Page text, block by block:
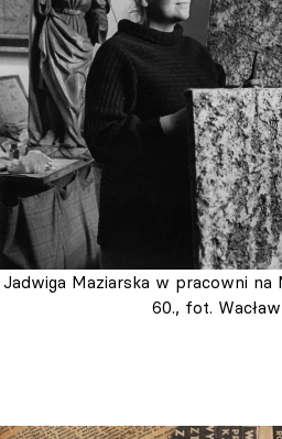
Jadwiga Maziarska w pracowni na
60., fot.